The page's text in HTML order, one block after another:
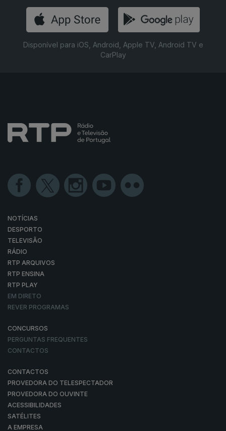
Disponível para iOS, Android, Apple TV, Android TV e
CarPlay
NOTÍCIAS
DESPORTO
TELEVISÃO
RÁDIO
RTP ARQUIVOS
RTP ENSINA
RTP PLAY
EM DIRETO
REVER PROGRAMAS
CONCURSOS
PERGUNTAS FREQUENTES
CONTACTOS
CONTACTOS
PROVEDORA DO TELESPECTADOR
PROVEDORA DO OUVINTE
ACESSIBILIDADES
SATÉLITES
A EMPRESA